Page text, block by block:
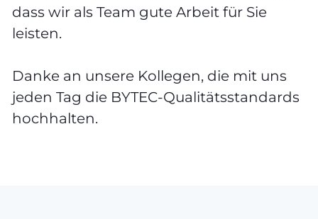
dass wir als Team gute Arbeit für Sie
leisten.
Danke an unsere Kollegen, die mit uns
jeden Tag die BYTEC-Qualitätsstandards
hochhalten.